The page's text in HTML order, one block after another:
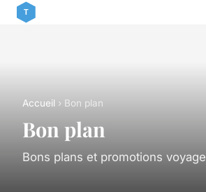
Accueil › Bon plan
Bon plan
Bons plans et promotions voyage